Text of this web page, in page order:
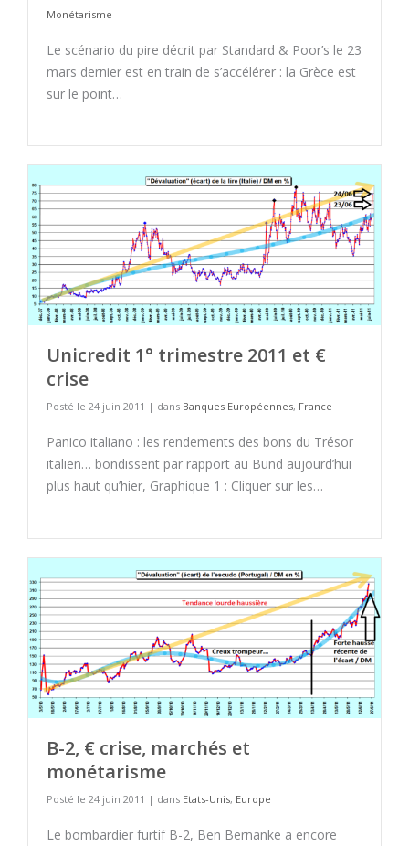
Monétarisme
Le scénario du pire décrit par Standard & Poor’s le 23
mars dernier est en train de s’accélérer : la Grèce est
sur le point…
Unicredit 1° trimestre 2011 et €
crise
Posté le 24 juin 2011 | dans Banques Européennes, France
Panico italiano : les rendements des bons du Trésor
italien… bondissent par rapport au Bund aujourd’hui
plus haut qu’hier, Graphique 1 : Cliquer sur les…
B-2, € crise, marchés et
monétarisme
Posté le 24 juin 2011 | dans Etats-Unis, Europe
Le bombardier furtif B-2, Ben Bernanke a encore